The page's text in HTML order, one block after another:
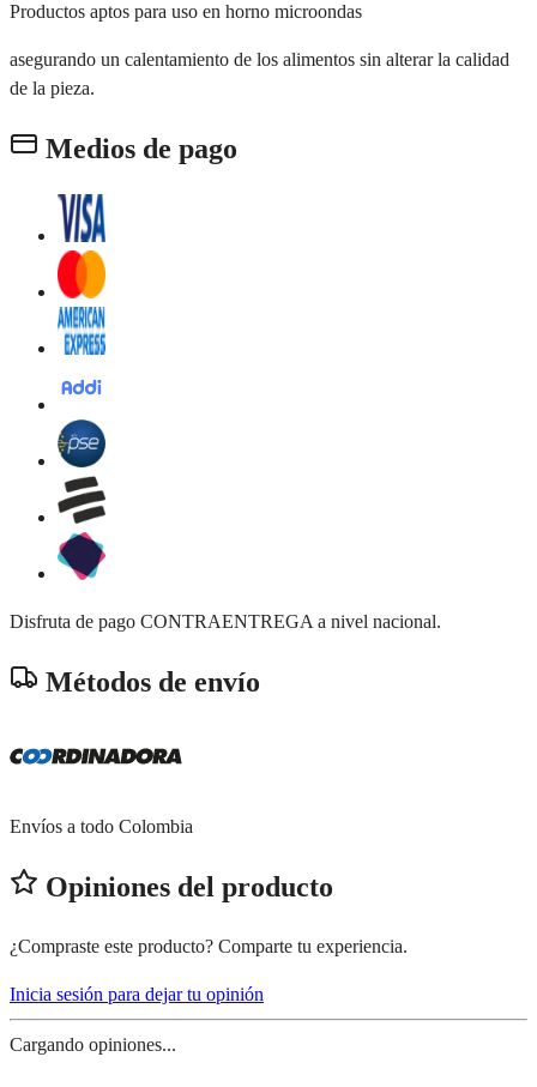
Productos aptos para uso en horno microondas
asegurando un calentamiento de los alimentos sin alterar la calidad
de la pieza.
Medios de pago
Disfruta de pago CONTRAENTREGA a nivel nacional.
Métodos de envío
Envíos a todo Colombia
Opiniones del producto
¿Compraste este producto? Comparte tu experiencia.
Inicia sesión para dejar tu opinión
Cargando opiniones...